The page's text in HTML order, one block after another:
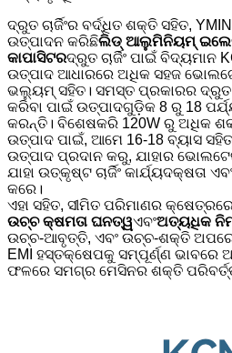
ଦ୍ରୁତ ଚାର୍ଜିଂର ବର୍ଦ୍ଧିତ ଶକ୍ତି ସହିତ,
ଉତ୍ପାଦନ କରିଛିଲିଡ୍ ଆଲୁମିନିୟମ୍
କାପାସିଟରଦ୍ରୁତ ଚାର୍ଜିଂ ପାଇଁ
ଉତ୍ପାଦ ଆଧାରରେ ଅଧିକ ସହଜ
ଭଲ୍ୟୁମ୍ ସହିତ। ସମସ୍ତ ପ୍ରକାରର ଦ୍ରୁତ
କରିବା ପାଇଁ ଉତ୍ପାଦଗୁଡ଼ିକ 8 ରୁ 18
କରନ୍ତି। ବିଶେଷକରି 120W ରୁ ଅଧିକ
ଉତ୍ପାଦ ପାଇଁ, ଆମେ 16-18 ବ୍ୟାସ
ଉତ୍ପାଦ ପ୍ରଦାନ କରୁ, ଯାହାର
ଯାହା ଉତ୍କୃଷ୍ଟ ଚାର୍ଜିଂ କାର୍ଯ୍ୟଦକ୍ଷତା
କରେ।
ଏହା ସହିତ, ସୀମିତ ପରିମାଣର
ଉଚ୍ଚ କ୍ଷମତା ଘନତ୍ୱଏବଂଅତ୍ୟଧିକ
ଉଚ୍ଚ-ଆବୃତ୍ତି, ଏବଂ ଉଚ୍ଚ-ଶକ୍ତି
EMI ହସ୍ତକ୍ଷେପକୁ ସମ୍ପୂର୍ଣ୍ଣ ଭାବରେ
ଫଳରେ ସମଗ୍ର ମେସିନର ଶକ୍ତି